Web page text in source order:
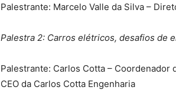
Palestrante: Marcelo Valle da Silva –
Palestra 2: Carros elétricos, desafios de
Palestrante: Carlos Cotta – Coordenador
CEO da Carlos Cotta Engenharia